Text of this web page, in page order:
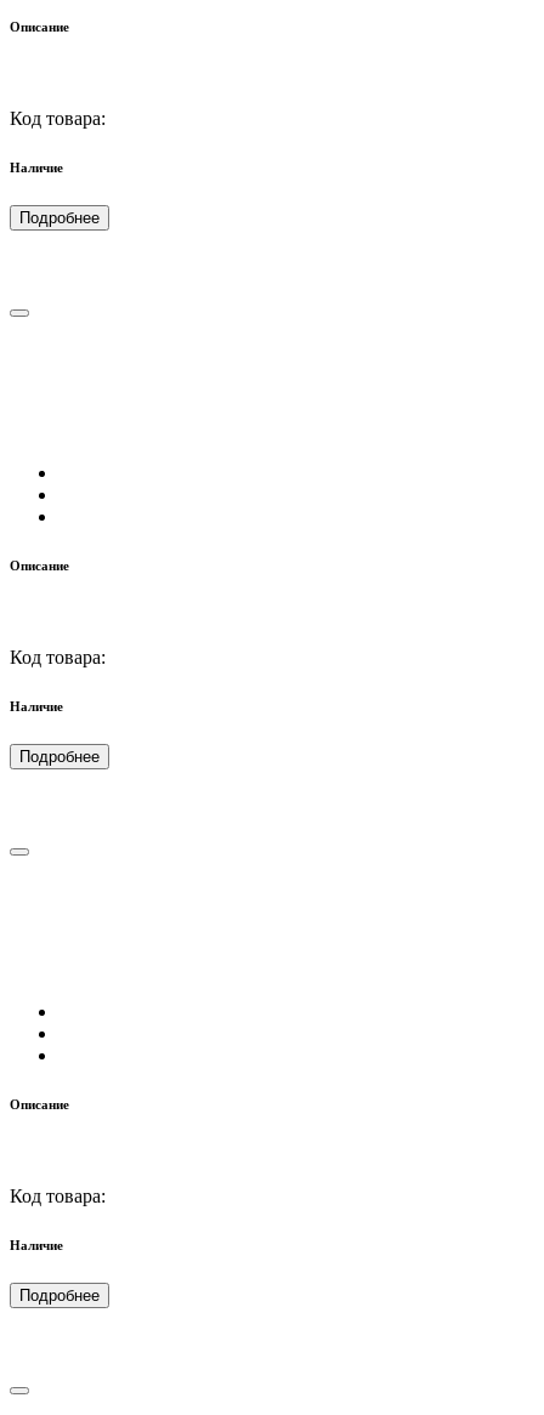
Описание
Код товара:
Наличие
Подробнее
Описание
Код товара:
Наличие
Подробнее
Описание
Код товара:
Наличие
Подробнее